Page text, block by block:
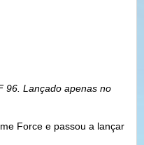
96. Lançado apenas no
Force e passou a lançar